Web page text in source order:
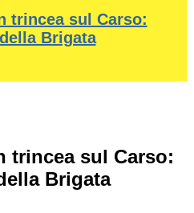
trincea sul Carso:
Brigata
trincea sul Carso:
Brigata